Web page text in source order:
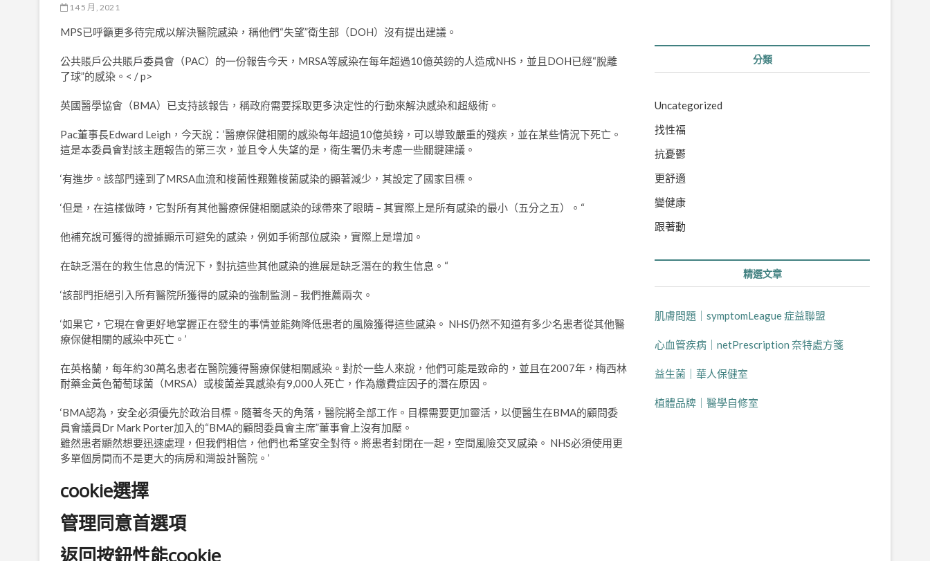
14 5 月, 2021
MPS已呼籲更多待完成以解決醫院感染，稱他們“失望”衛生部（DOH）沒有提出建議。
公共賬戶公共賬戶委員會（PAC）的一份報告今天，MRSA等感染在每年超過10億英鎊的人造成NHS，並且DOH已經“脫離
了球”的感染。< / p>
英國醫學協會（BMA）已支持該報告，稱政府需要採取更多決定性的行動來解決感染和超級術。
Pac董事長Edward Leigh，今天說：’醫療保健相關的感染每年超過10億英鎊，可以導致嚴重的殘疾，並在某些情況下死亡。
這是本委員會對該主題報告的第三次，並且令人失望的是，衛生署仍未考慮一些關鍵建議。
‘有進步。該部門達到了MRSA血流和梭菌性艱難梭菌感染的顯著減少，其設定了國家目標。
‘但是，在這樣做時，它對所有其他醫療保健相關感染的球帶來了眼睛 – 其實際上是所有感染的最小（五分之五）。“
他補充說可獲得的證據顯示可避免的感染，例如手術部位感染，實際上是增加。
在缺乏潛在的救生信息的情況下，對抗這些其他感染的進展是缺乏潛在的救生信息。“
‘該部門拒絕引入所有醫院所獲得的感染的強制監測 – 我們推薦兩次。
‘如果它，它現在會更好地掌握正在發生的事情並能夠降低患者的風險獲得這些感染。 NHS仍然不知道有多少名患者從其他醫
療保健相關的感染中死亡。’
在英格蘭，每年約30萬名患者在醫院獲得醫療保健相關感染。對於一些人來說，他們可能是致命的，並且在2007年，梅西林
耐藥金黃色葡萄球菌（MRSA）或梭菌差異感染有9,000人死亡，作為繳費症因子的潛在原因。
‘BMA認為，安全必須優先於政治目標。隨著冬天的角落，醫院將全部工作。目標需要更加靈活，以便醫生在BMA的顧問委
員會議員Dr Mark Porter加入的“BMA的顧問委員會主席”董事會上沒有加壓。
雖然患者顯然想要迅速處理，但我們相信，他們也希望安全對待。將患者封閉在一起，空間風險交叉感染。 NHS必須使用更
多單個房間而不是更大的病房和灣設計醫院。’
cookie選擇
管理同意首選項
返回按鈕性能cookie
分類
Uncategorized
找性福
抗憂鬱
更舒適
變健康
跟著動
精選文章
肌膚問題｜symptomLeague 症益聯盟
心血管疾病｜netPrescription 奈特處方箋
益生菌｜華人保健室
植體品牌｜醫學自修室